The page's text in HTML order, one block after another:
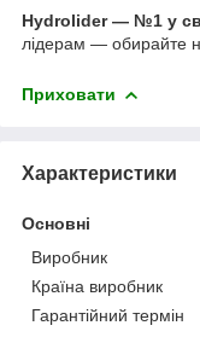
Hydrolider — №1 у
лідерам — обирайте
Приховати
Характеристики
Основні
Виробник
Країна виробник
Гарантійний термін